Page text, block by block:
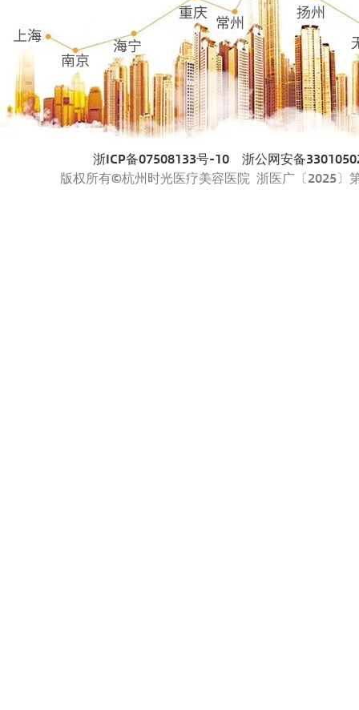
浙ICP备07508133号-10
浙公网安备
版权所有©杭州时光医疗美容医院 浙医广〔2025〕